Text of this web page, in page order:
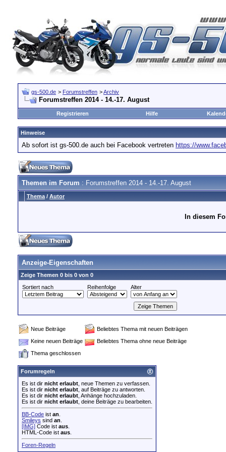
gs-500.de > Forumstreffen >Archiv
Forumstreffen 2014 - 14.-17. August
Registrieren Hilfe
Hinweise
Ab sofort ist gs-500.de auch bei Facebook vertreten https://
Themen im Forum : Forumstreffen 2014 - 14.-17. August
Thema / Autor
In diesem
Anzeige-Eigenschaften
Zeige Themen 0 bis 0 von 0
Sortiert nach
Reihenfolge Alter
Neue Beiträge
Beliebtes Thema mit neuen Beiträgen
Keine neuen Beiträge
Beliebtes Thema ohne neue Beiträge
Thema geschlossen
Forumregeln
Es ist dir nicht erlaubt , neue Themen zu verfassen.
Es ist dir nicht erlaubt , auf Beiträge zu antworten.
Es ist dir nicht erlaubt , Anhänge hochzuladen.
Es ist dir nicht erlaubt , deine Beiträge zu bearbeiten.
BB-Code ist an
Smileys sind an
[IMG] Code ist aus
HTML-Code ist aus
Foren-Regeln